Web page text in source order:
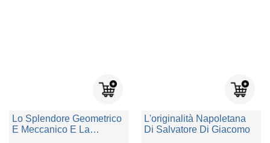
Lo Splendore Geometrico
E Meccanico E La
L'originalità Napoletana
Di Salvatore Di Giacomo